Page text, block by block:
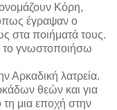
Κόρη,
έγραψαν ο
στα ποιήματά τους.
το γνωστοποιήσω
Αρκαδική λατρεία.
θεών και για
μια εποχή στην